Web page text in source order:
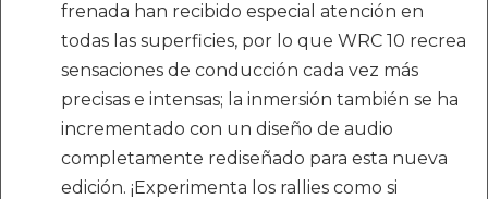
frenada han recibido especial atención en
todas las superficies, por lo que WRC 10 recrea
sensaciones de conducción cada vez más
precisas e intensas; la inmersión también se ha
incrementado con un diseño de audio
completamente rediseñado para esta nueva
edición. ¡Experimenta los rallies como si